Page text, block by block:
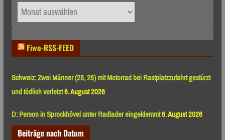
Archiv
nach
Fiwo-RSS-FEED
Schweiz: Zwei Männer (25, 26) mit Motorrad bei Rastplatzzufahrt gestürzt
und tödlich verletzt6. August 2026
D: Person in Sprockhövel unter Radlader eingeklemmt6. August 2026
Beiträge nach Datum